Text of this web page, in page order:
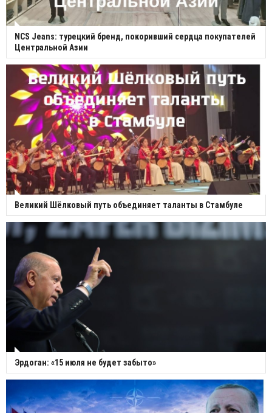
NCS Jeans: турецкий бренд, покоривший сердца покупателей
Центральной Азии
Великий Шёлковый путь объединяет таланты в Стамбуле
Эрдоган: «15 июля не будет забыто»